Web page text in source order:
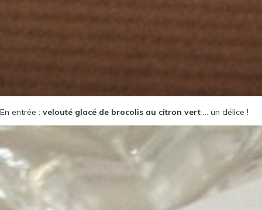
En entrée : velouté glacé de brocolis au citron vert … un délice !